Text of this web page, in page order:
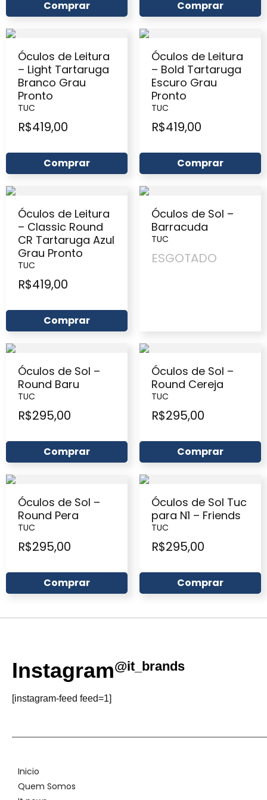
Comprar Comprar
Óculos de Leitura
– Light Tartaruga
Branco Grau
Pronto
TUC
R$419,00
Comprar
Óculos de Leitura
– Bold Tartaruga
Escuro Grau
Pronto
TUC
R$419,00
Comprar
Óculos de Leitura
– Classic Round
CR Tartaruga Azul
Grau Pronto
TUC
R$419,00
Comprar
Óculos de Sol –
Barracuda
TUC
ESGOTADO
Óculos de Sol –
Round Baru
TUC
R$295,00
Comprar
Óculos de Sol –
Round Cereja
TUC
R$295,00
Comprar
Óculos de Sol –
Round Pera
TUC
R$295,00
Comprar
Óculos de Sol Tuc
para N1 – Friends
TUC
R$295,00
Comprar
Instagram@it_brands
[instagram-feed feed=1]
Inicio
Quem Somos